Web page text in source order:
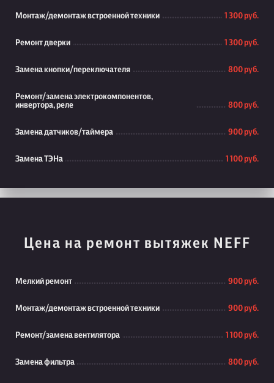
Монтаж/демонтаж встроенной техники 1 300 руб.
Ремонт дверки 1 300 руб.
Замена кнопки/переключателя 800 руб.
Ремонт/замена электрокомпонентов,
инвертора, реле
800 руб.
Замена датчиков/таймера 900 руб.
Замена ТЭНа 1 100 руб.
Цена на ремонт вытяжек NEFF
Мелкий ремонт 900 руб.
Монтаж/демонтаж встроенной техники 900 руб.
Ремонт/замена вентилятора 1 100 руб.
Замена фильтра 800 руб.